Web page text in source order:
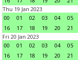
Thu 19 Jan 2023
00
01 02 03 04 05
16
17 18 19 20 21
Fri 20 Jan 2023
00
01 02 03 04 05
16
17 18 19 20 21